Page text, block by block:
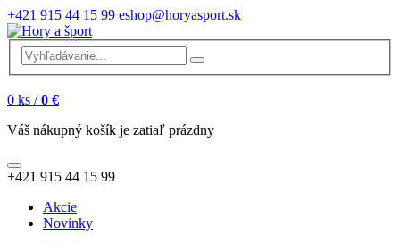
+421 915 44 15 99 eshop@horyasport.sk
0 ks / 0 €
Váš nákupný košík je zatiaľ prázdny
+421 915 44 15 99
Akcie
Novinky